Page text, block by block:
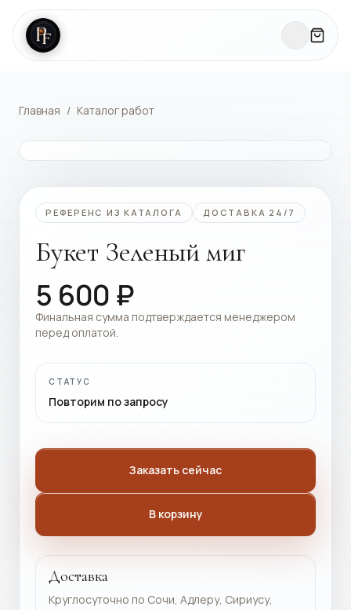
Главная / Каталог работ
РЕФЕРЕНС ИЗ КАТАЛОГА ДОСТАВКА 24/7
Букет Зеленый миг
5 600 ₽
Финальная сумма подтверждается менеджером
перед оплатой.
СТАТУС
Повторим по запросу
Заказать сейчас
В корзину
Доставка
Круглосуточно по Сочи, Адлеру, Сириусу,